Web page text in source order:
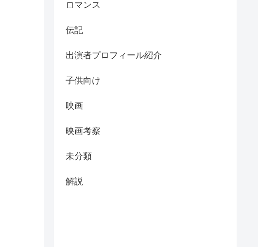
ロマンス
伝記
出演者プロフィール紹介
子供向け
映画
映画考察
未分類
解説